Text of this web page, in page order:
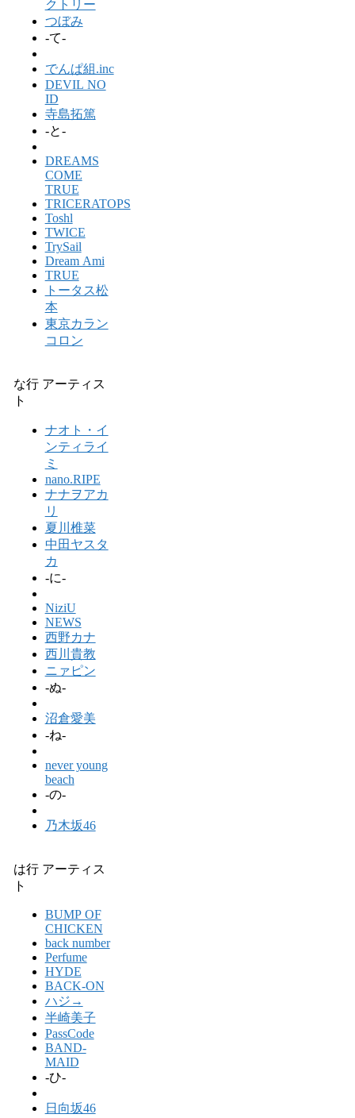
クトリー
つぼみ
-て-
でんぱ組.inc
DEVIL NO
ID
寺島拓篤
-と-
DREAMS
COME
TRUE
TRICERATOPS
Toshl
TWICE
TrySail
Dream Ami
TRUE
トータス松
本
東京カラン
コロン
な行 アーティス
ト
ナオト・イ
ンティライ
ミ
nano.RIPE
ナナヲアカ
リ
夏川椎菜
中田ヤスタ
カ
-に-
NiziU
NEWS
西野カナ
西川貴教
ニァピン
-ぬ-
沼倉愛美
-ね-
never young
beach
-の-
乃木坂46
は行 アーティス
ト
BUMP OF
CHICKEN
back number
Perfume
HYDE
BACK-ON
ハジ→
半崎美子
PassCode
BAND-
MAID
-ひ-
日向坂46